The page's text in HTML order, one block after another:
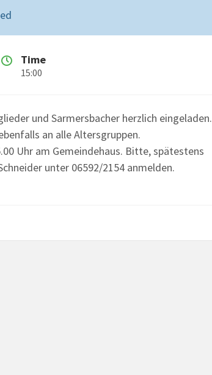
Time
15:00
und Sarmersbacher herzlich eingeladen.
an alle Altersgruppen.
Uhr am Gemeindehaus. Bitte, spätestens
unter 06592/2154 anmelden.